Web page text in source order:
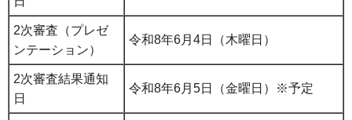
2次審査（プレゼ
ンテーション）
令和8年6月4日（木曜日）
2次審査結果通知
日
令和8年6月5日（金曜日）※予定